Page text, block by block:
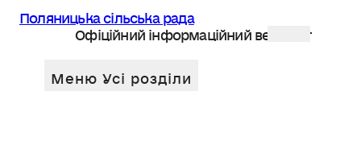
Поляницька сільська рада
Офіційний інформаційний веб сайт